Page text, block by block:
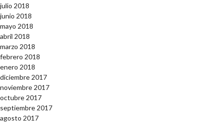
julio 2018
junio 2018
mayo 2018
abril 2018
marzo 2018
febrero 2018
enero 2018
diciembre 2017
noviembre 2017
octubre 2017
septiembre 2017
agosto 2017